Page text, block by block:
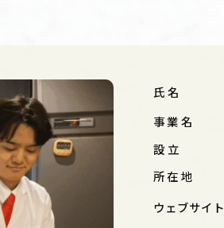
氏名
事業名
設立
所在地
ウェブサイト